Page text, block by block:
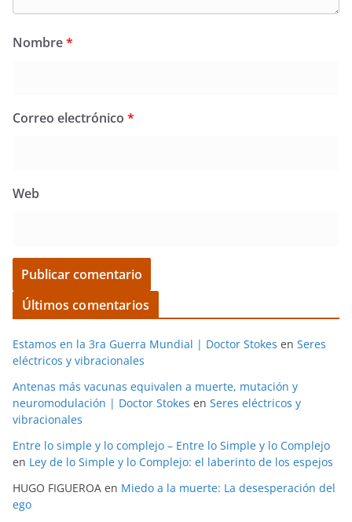
Nombre*
Correo electrónico *
Web
Últimos comentarios
Estamos en la 3ra Guerra Mundial | Doctor Stokes en Seres
eléctricos y vibracionales
Antenas más vacunas equivalen a muerte, mutación y
neuromodulación | Doctor Stokes en Seres eléctricos y
vibracionales
Entre lo simple y lo complejo – Entre lo Simple y lo Complejo
en Ley de lo Simple y lo Complejo: el laberinto de los espejos
HUGO FIGUEROA en Miedo a la muerte: La desesperación del
ego